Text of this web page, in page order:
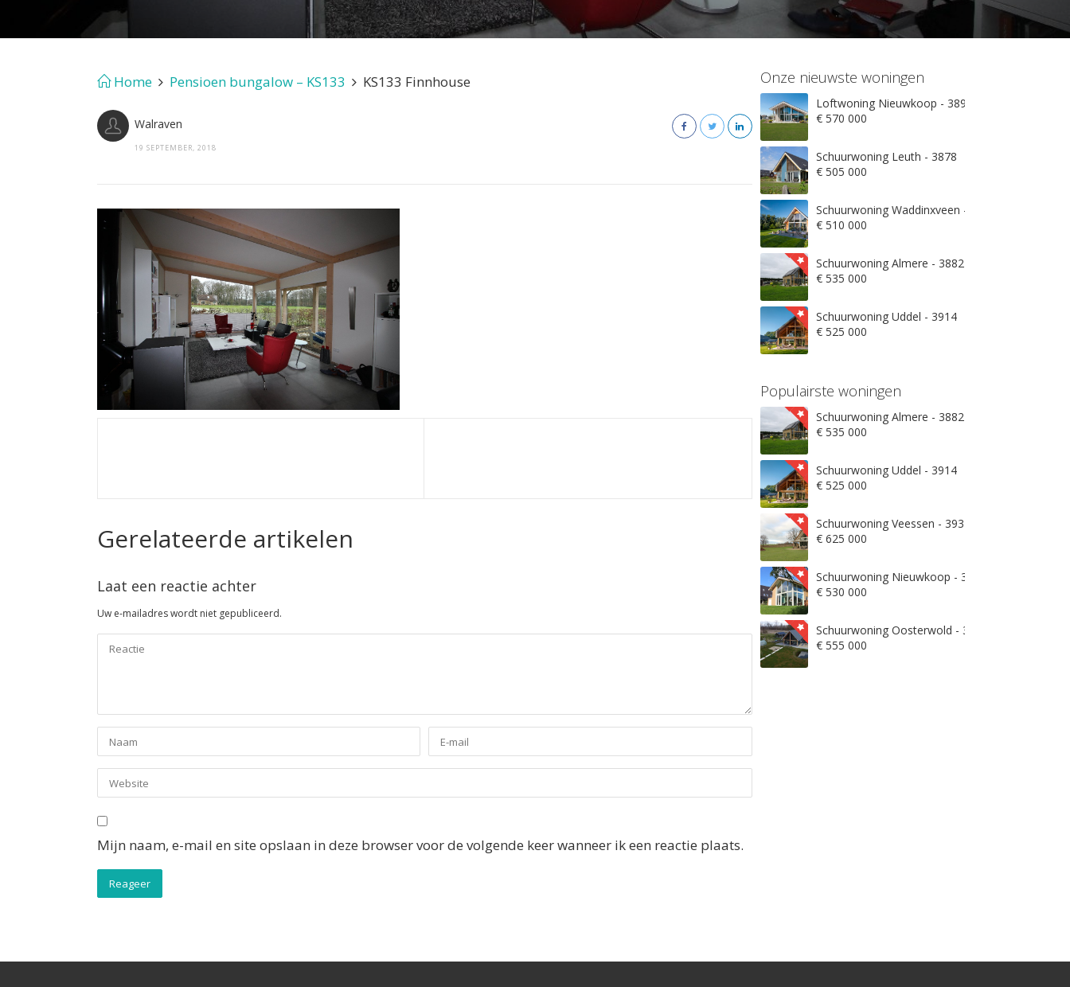
Home Pensioen bungalow – KS133 KS133 Finnhouse
Walraven
19 SEPTEMBER, 2018
Gerelateerde artikelen
Laat een reactie achter
Uw e-mailadres wordt niet gepubliceerd.
Mijn naam, e-mail en site opslaan in deze browser voor de volgende keer wanneer ik een reactie plaats.
Onze nieuwste woningen
Loftwoning Nieuwkoop - 3897
€ 570 000
Schuurwoning Leuth - 3878
€ 505 000
Schuurwoning Waddinxveen - 3845
€ 510 000
Schuurwoning Almere - 3882
€ 535 000
Schuurwoning Uddel - 3914
€ 525 000
Populairste woningen
Schuurwoning Almere - 3882
€ 535 000
Schuurwoning Uddel - 3914
€ 525 000
Schuurwoning Veessen - 3932
€ 625 000
Schuurwoning Nieuwkoop - 3871
€ 530 000
Schuurwoning Oosterwold - 3906
€ 555 000